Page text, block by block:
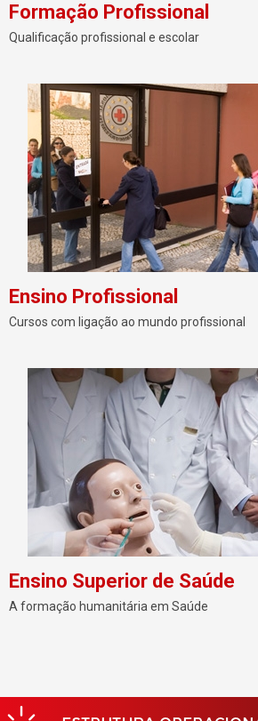
Formação Profissional
Qualificação profissional e escolar
Ensino Profissional
Cursos com ligação ao mundo profissional
Ensino Superior de Saúde
A formação humanitária em Saúde